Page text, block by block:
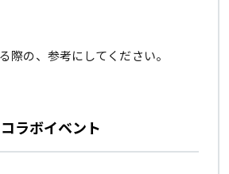
際の、参考にしてください。
ラボイベント